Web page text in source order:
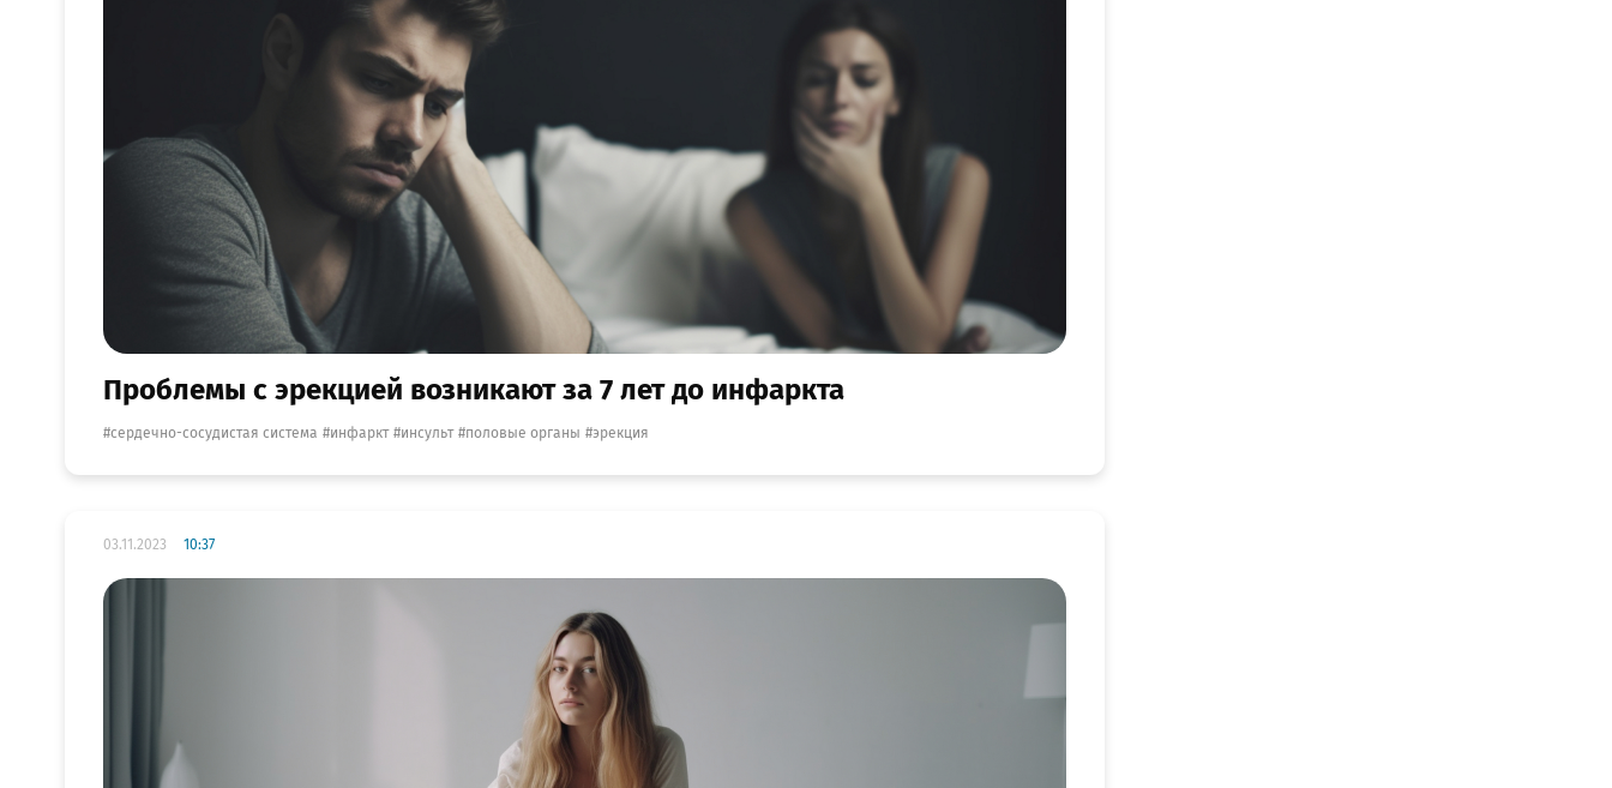
Проблемы с эрекцией возникают за 7 лет до инфаркта
сердечно-сосудистая система инфаркт инсульт половые органы эрекция
03.11.2023 10:37